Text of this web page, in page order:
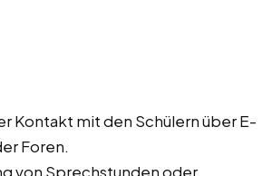
Kontakt mit den Schülern über E-
Foren.
von Sprechstunden oder